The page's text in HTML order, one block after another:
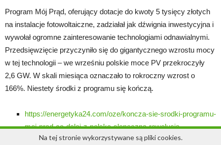
Program Mój Prąd, oferujący dotacje do kwoty 5 tysięcy złotych
na instalacje fotowoltaiczne, zadziałał jak dźwignia inwestycyjna i
wywołał ogromne zainteresowanie technologiami odnawialnymi.
Przedsięwzięcie przyczyniło się do gigantycznego wzrostu mocy
w tej technologii – we wrześniu polskie moce PV przekroczyły
2,6 GW. W skali miesiąca oznaczało to rokroczny wzrost o
166%. Niestety środki z programu się kończą.
https://energetyka24.com/oze/koncza-sie-srodki-programu-
moj-prad-co-dalej-z-polska-sloneczna-rewolucja
Na tej stronie wykorzystywane są pliki cookies.